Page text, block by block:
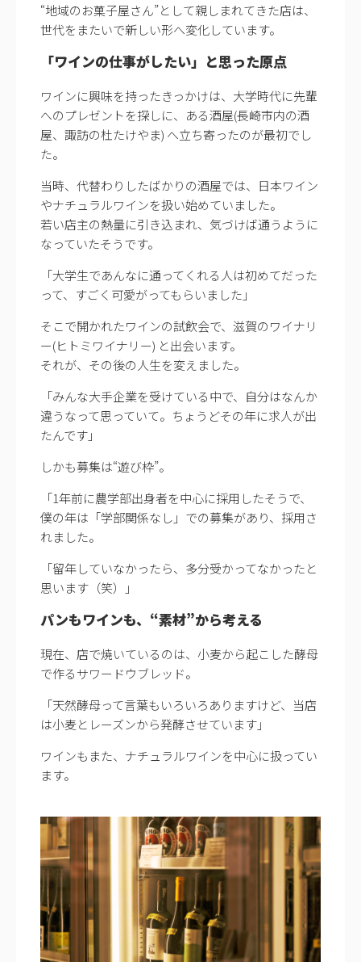
“地域のお菓子屋さん”として親しまれてきた店は、
世代をまたいで新しい形へ変化しています。
「ワインの仕事がしたい」と思った原点
ワインに興味を持ったきっかけは、大学時代に先輩
へのプレゼントを探しに、ある酒屋(長崎市内の酒
屋、諏訪の杜たけやま) へ立ち寄ったのが最初でし
た。
当時、代替わりしたばかりの酒屋では、日本ワイン
やナチュラルワインを扱い始めていました。
若い店主の熱量に引き込まれ、気づけば通うように
なっていたそうです。
「大学生であんなに通ってくれる人は初めてだった
って、すごく可愛がってもらいました」
そこで開かれたワインの試飲会で、滋賀のワイナリ
ー(ヒトミワイナリー) と出会います。
それが、その後の人生を変えました。
「みんな大手企業を受けている中で、自分はなんか
違うなって思っていて。ちょうどその年に求人が出
たんです」
しかも募集は“遊び枠”。
「1年前に農学部出身者を中心に採用したそうで、
僕の年は「学部関係なし」での募集があり、採用さ
れました。
「留年していなかったら、多分受かってなかったと
思います（笑）」
パンもワインも、“素材”から考える
現在、店で焼いているのは、小麦から起こした酵母
で作るサワードウブレッド。
「天然酵母って言葉もいろいろありますけど、当店
は小麦とレーズンから発酵させています」
ワインもまた、ナチュラルワインを中心に扱ってい
ます。